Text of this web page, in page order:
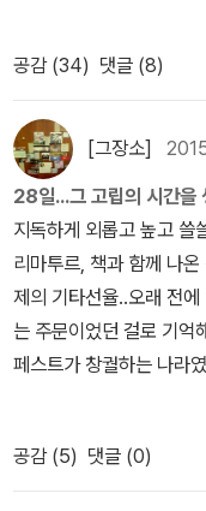
가 다시 만나는 것이 나의
로 인도해 갈 수도 있는
는데 한참 시간이 걸렸다
러나 나에게는 마리였을
커닉한 것으로부터 벗어
이 있을 수 있는가를 알
는 것을 나는 알고 있었
낸 셈이다. 갑자기 놀라
은 사람처럼 살고 있으
는 없지 않느냐? 나는
신이 있어. 나 자신에 대
그것이 어리석은 짓이
어날 수 없다는 것을 알
장이 잔기침을 하고 나서
없느냐고 물었다. 나는 이
는 대로 아랍인을 죽이려
하나의 주장이라고 대답
이해하지 못하고 있으니
하게 된 동기를 명확히
더 뒤죽박죽이 된 말로,
은 태양 때문이었다고 말
는 시간도 늦었고, 자기
미루어주면 좋겠다고 말
새벽녘에 온다는 것을 나
어감을 최대한 살리려
환인 것일까? 네이버 지
화법을 '인물의 생각이나
로 서술되는 화법'이라고
과 같다.직접화법 : He
hat he loved her then.
나니 '너'와 '그'의 차이와
한다. 애초에 자유간접화
그 단어만 보고 '이 변화
며 어제부터 계속 고민했
우는 직접화법에 가깝지
성 있는 형식이라는 생각
지 비교해본 뒤 포기하
서 눈에 띄었던 차이점은
지 읽었는데, 뫼르소가 '
다). 2) 기존에 한 문장으
이 많았다. 3) 기존 판본
없앴다. 4) 부사어, 관형
으로 처리한 것을 둘로
는 의역을' 피했다고 하
들어온다. 그리고 이런 식
인』에서 구사하는 구어
아닌 구어체(복합과거)
크) 참조)특이했던 것은,
자 간호사라고 밝힌 점,
어떻게 살아야 하는지를
이 된 것 같았고 좌초했다
었다. 공감했다. 백년 동
복 속에 배어있는 고독에
의 강렬한 첫 장을 몇번
라의 말에 심취해있었다.
선상에 있었다. 나는 창작의 고통에 공감할 수 있는가. 그럴 자격이 있
는가.창작하는 사람들. 그
람들. 그 사람들과 곁에
의 만듦을 창작으로 포장
정을 애써 외면했다. 그런
겼다. 나는 이 작가와 이
내가 무척 좋아했다는 것
공감 (34) 댓글 (8)
[그장소]
28일...그 고립의 시간을
지독하게 외롭고 높고 쓸
리마투르, 책과 함께 나
제의 기타선율..오래 전
는 주문이었던 걸로 기억
페스트가 창궐하는 나라
을 양 쪽으로 두고 강이
어.이쪽은 아직 사람들이
자신들의권위를 위해 병
공감 (5) 댓글 (0)